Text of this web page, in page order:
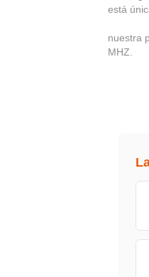
está
nuestra
MHZ.